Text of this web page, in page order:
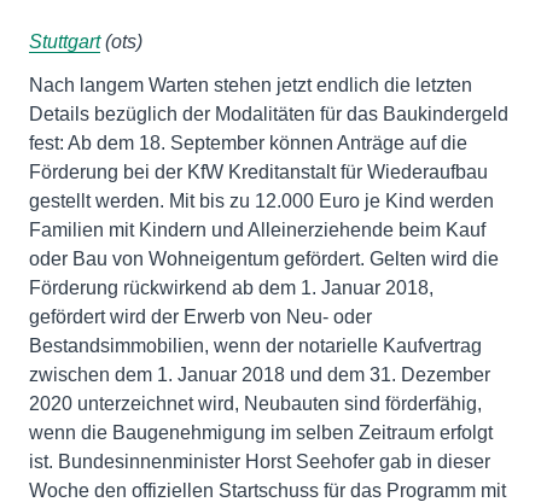
Stuttgart(ots)
Nach langem Warten stehen jetzt endlich die letzten
Details bezüglich der Modalitäten für das Baukindergeld
fest: Ab dem 18. September können Anträge auf die
Förderung bei der KfW Kreditanstalt für Wiederaufbau
gestellt werden. Mit bis zu 12.000 Euro je Kind werden
Familien mit Kindern und Alleinerziehende beim Kauf
oder Bau von Wohneigentum gefördert. Gelten wird die
Förderung rückwirkend ab dem 1. Januar 2018,
gefördert wird der Erwerb von Neu- oder
Bestandsimmobilien, wenn der notarielle Kaufvertrag
zwischen dem 1. Januar 2018 und dem 31. Dezember
2020 unterzeichnet wird, Neubauten sind förderfähig,
wenn die Baugenehmigung im selben Zeitraum erfolgt
ist. Bundesinnenminister Horst Seehofer gab in dieser
Woche den offiziellen Startschuss für das Programm mit